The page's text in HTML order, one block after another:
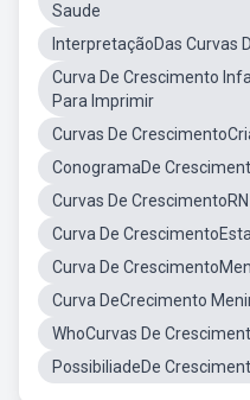
Saude
InterpretaçãoDas Curvas
Curva De Crescimento
Para Imprimir
Curvas De
ConogramaDe
Curvas De
Curva De
Curva De
Curva DeCrecimento
WhoCurvas De
PossibiliadeDe